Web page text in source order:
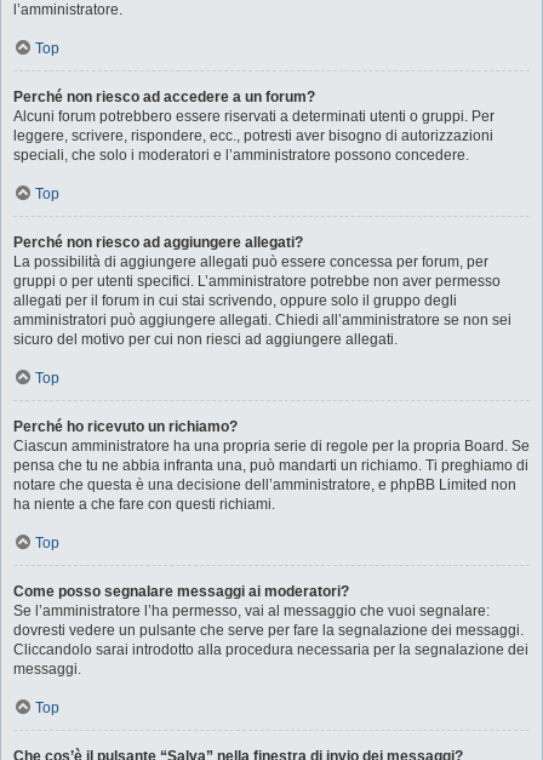
l’amministratore.
Top
Perché non riesco ad accedere a un forum?
Alcuni forum potrebbero essere riservati a determinati utenti o gruppi. Per
leggere, scrivere, rispondere, ecc., potresti aver bisogno di autorizzazioni
speciali, che solo i moderatori e l’amministratore possono concedere.
Top
Perché non riesco ad aggiungere allegati?
La possibilità di aggiungere allegati può essere concessa per forum, per
gruppi o per utenti specifici. L’amministratore potrebbe non aver permesso
allegati per il forum in cui stai scrivendo, oppure solo il gruppo degli
amministratori può aggiungere allegati. Chiedi all’amministratore se non sei
sicuro del motivo per cui non riesci ad aggiungere allegati.
Top
Perché ho ricevuto un richiamo?
Ciascun amministratore ha una propria serie di regole per la propria Board. Se
pensa che tu ne abbia infranta una, può mandarti un richiamo. Ti preghiamo di
notare che questa è una decisione dell’amministratore, e phpBB Limited non
ha niente a che fare con questi richiami.
Top
Come posso segnalare messaggi ai moderatori?
Se l’amministratore l’ha permesso, vai al messaggio che vuoi segnalare:
dovresti vedere un pulsante che serve per fare la segnalazione dei messaggi.
Cliccandolo sarai introdotto alla procedura necessaria per la segnalazione dei
messaggi.
Top
Che cos’è il pulsante “Salva” nella finestra di invio dei messaggi?